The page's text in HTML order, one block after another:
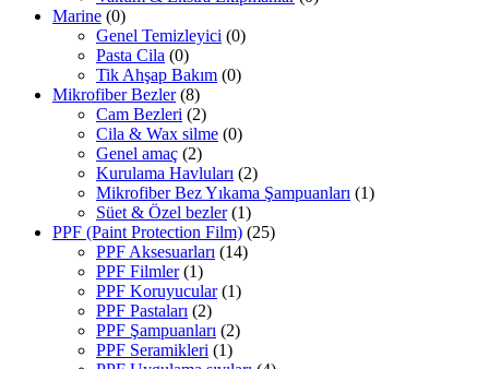
Marine (0)
Genel Temizleyici (0)
Pasta Cila (0)
Tik Ahşap Bakım (0)
Mikrofiber Bezler (8)
Cam Bezleri (2)
Cila & Wax silme (0)
Genel amaç (2)
Kurulama Havluları (2)
Mikrofiber Bez Yıkama Şampuanları (1)
Süet & Özel bezler (1)
PPF (Paint Protection Film) (25)
PPF Aksesuarları (14)
PPF Filmler (1)
PPF Koruyucular (1)
PPF Pastaları (2)
PPF Şampuanları (2)
PPF Seramikleri (1)